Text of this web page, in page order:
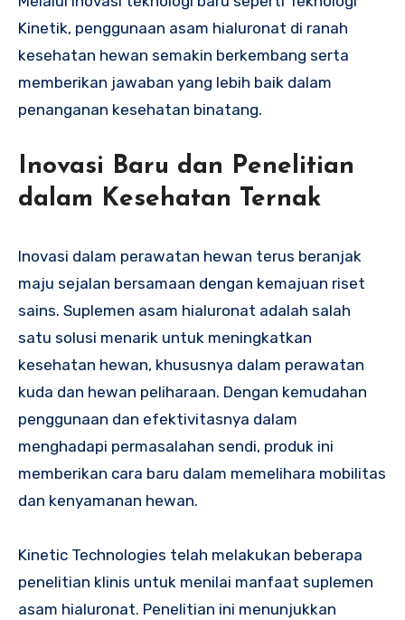
Kinetik, penggunaan asam hialuronat di ranah
kesehatan hewan semakin berkembang serta
memberikan jawaban yang lebih baik dalam
penanganan kesehatan binatang.
Inovasi Baru dan Penelitian
dalam Kesehatan Ternak
Inovasi dalam perawatan hewan terus beranjak
maju sejalan bersamaan dengan kemajuan riset
sains. Suplemen asam hialuronat adalah salah
satu solusi menarik untuk meningkatkan
kesehatan hewan, khususnya dalam perawatan
kuda dan hewan peliharaan. Dengan kemudahan
penggunaan dan efektivitasnya dalam
menghadapi permasalahan sendi, produk ini
memberikan cara baru dalam memelihara mobilitas
dan kenyamanan hewan.
Kinetic Technologies telah melakukan beberapa
penelitian klinis untuk menilai manfaat suplemen
asam hialuronat. Penelitian ini menunjukkan